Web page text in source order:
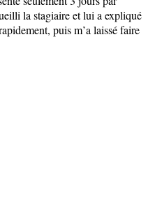
la stagiaire et lui a expliqué
puis m’a laissé faire